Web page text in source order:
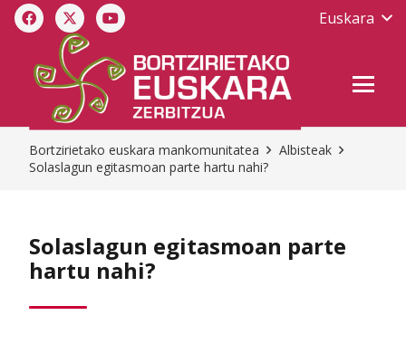
Euskara
Bortzirietako euskara mankomunitatea
Albisteak
Solaslagun egitasmoan parte hartu nahi?
Solaslagun egitasmoan parte
hartu nahi?